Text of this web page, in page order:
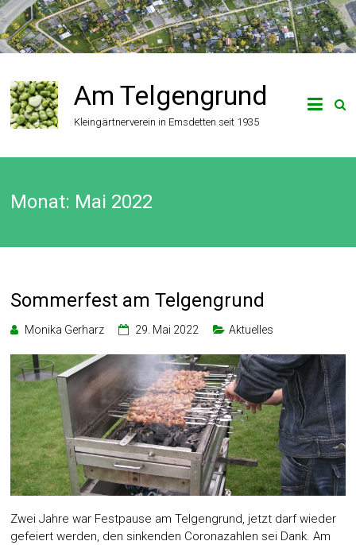
Zum
Inhalt
springen
Am Telgengrund
Kleingärtnerverein in Emsdetten seit 1935
Monat: Mai 2022
Sommerfest am Telgengrund
Monika Gerharz 29. Mai 2022 Aktuelles
Zwei Jahre war Festpause am Telgengrund, jetzt darf wieder
gefeiert werden, den sinkenden Coronazahlen sei Dank. Am